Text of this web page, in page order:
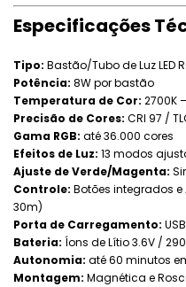
Especificações
Tipo: Bastão/Tubo de Luz LED
Potência: 8W por bastão
Temperatura de Cor: 2700K
Precisão de Cores: CRI 97 /
Gama RGB: até 36.000 cores
Efeitos de Luz: 13 modos
Ajuste de Verde/Magenta:
Controle: Botões integrados e
30m)
Porta de Carregamento:
Bateria: Íons de Lítio 3.6V /
Autonomia: até 60 minutos
Montagem: Magnética e